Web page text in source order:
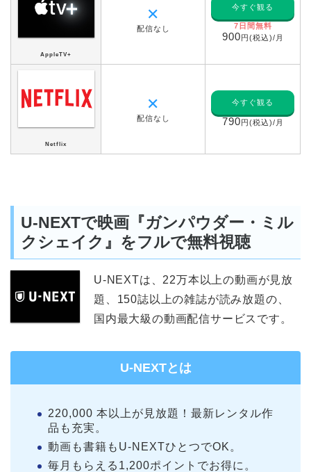
AppleTV+
✕
配信なし
今すぐ観る
7日間無料
900円(税込)/月
Netflix
✕
配信なし
今すぐ観る
790円(税込)/月
U-NEXTで映画『ガンパウダー・ミル
クシェイク』をフルで無料視聴
U-NEXTは、22万本以上の動画が見放
題、150誌以上の雑誌が読み放題の、
国内最大級の動画配信サービスです。
U-NEXTとは
220,000 本以上が見放題！最新レンタル作
品も充実。
動画も書籍もU-NEXTひとつでOK。
毎月もらえる1,200ポイントでお得に。